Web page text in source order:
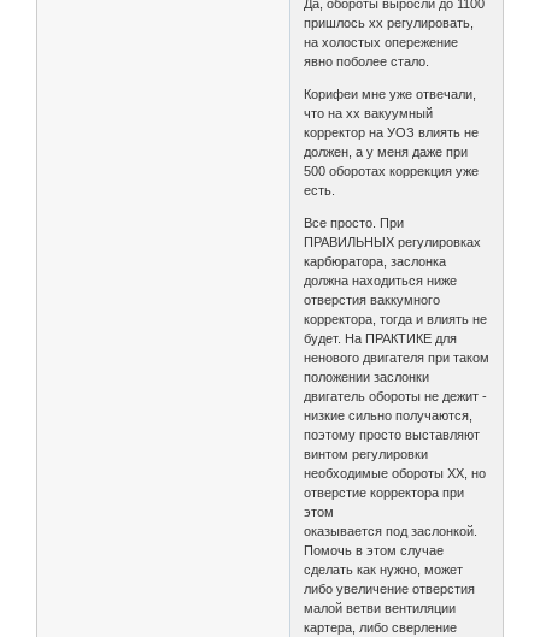
Да, обороты выросли до 1100
пришлось хх регулировать,
на холостых опережение
явно поболее стало.
Корифеи мне уже отвечали,
что на хх вакуумный
корректор на УОЗ влиять не
должен, а у меня даже при
500 оборотах коррекция уже
есть.
Все просто. При
ПРАВИЛЬНЫХ регулировках
карбюратора, заслонка
должна находиться ниже
отверстия ваккумного
корректора, тогда и влиять не
будет. На ПРАКТИКЕ для
ненового двигателя при таком
положении заслонки
двигатель обороты не дежит -
низкие сильно получаются,
поэтому просто выставляют
винтом регулировки
необходимые обороты ХХ, но
отверстие корректора при
этом
оказывается под заслонкой.
Помочь в этом случае
сделать как нужно, может
либо увеличение отверстия
малой ветви вентиляции
картера, либо сверление